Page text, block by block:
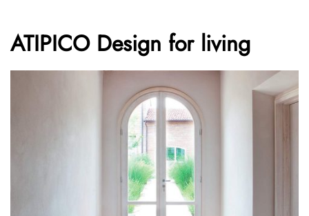
ATIPICO Design for living